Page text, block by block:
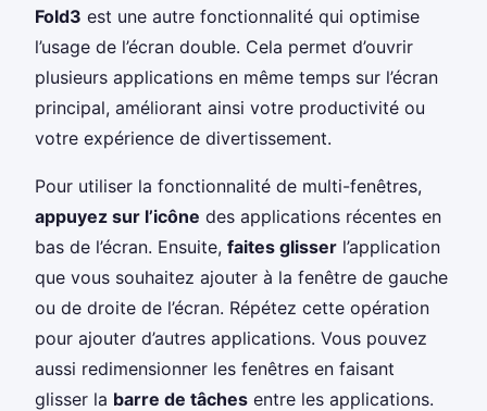
Fold3 est une autre fonctionnalité qui optimise
l’usage de l’écran double. Cela permet d’ouvrir
plusieurs applications en même temps sur l’écran
principal, améliorant ainsi votre productivité ou
votre expérience de divertissement.
Pour utiliser la fonctionnalité de multi-fenêtres,
appuyez sur l’icône des applications récentes en
bas de l’écran. Ensuite, faites glisser l’application
que vous souhaitez ajouter à la fenêtre de gauche
ou de droite de l’écran. Répétez cette opération
pour ajouter d’autres applications. Vous pouvez
aussi redimensionner les fenêtres en faisant
glisser la barre de tâches entre les applications.